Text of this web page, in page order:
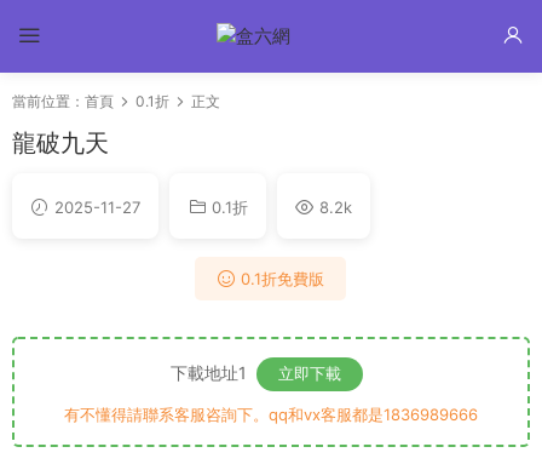
當前位置： 首頁 0.1折 正文
龍破九天
2025-11-27 0.1折 8.2k
0.1折免費版
下載地址1 立即下載
有不懂得請聯系客服咨詢下。qq和vx客服都是1836989666